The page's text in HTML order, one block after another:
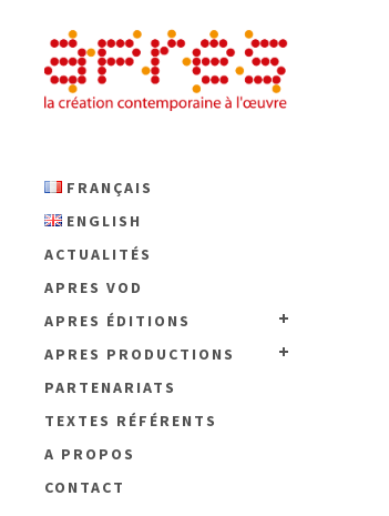
FRANÇAIS
ENGLISH
ACTUALITÉS
APRES VOD
APRES ÉDITIONS
APRES PRODUCTIONS
PARTENARIATS
TEXTES RÉFÉRENTS
A PROPOS
CONTACT